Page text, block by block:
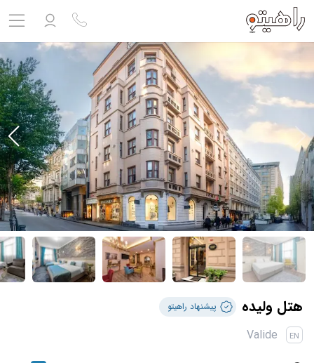
مشاهده پروفایل
خروج
ورود به حساب کاربری
حساب کاربری ندارید؟ ثبت نامکنید
ثبت نام آژانس
بلیط هواپیما
تور
درباره ما
ارتباط با ما
هتل ولیده پیشنهاد راهیتو
EN
Valide